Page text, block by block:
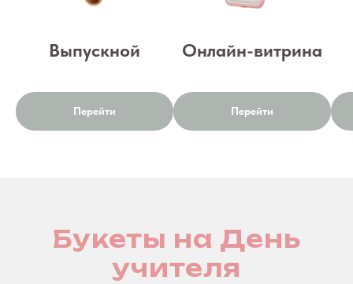
Выпускной
Перейти
Онлайн-витрина
Перейти
Букеты на День
учителя